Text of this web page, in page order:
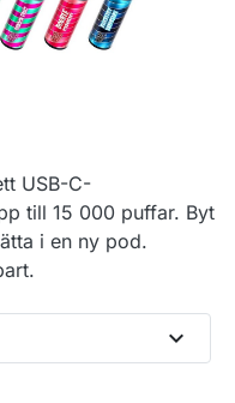
USB-C-
till 15 000 puffar. Byt
i en ny pod.
expand_more